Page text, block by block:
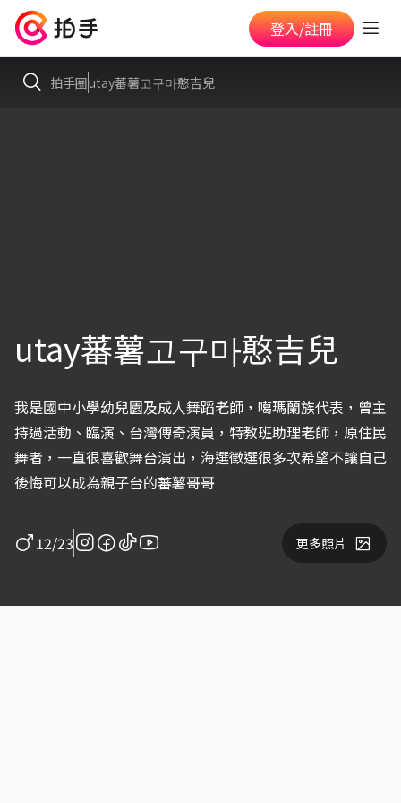
登入/註冊
拍手圈utay蕃薯고구마憨吉兒
utay蕃薯고구마憨吉兒
我是國中小學幼兒園及成人舞蹈老師，噶瑪蘭族代表，曾主
持過活動、臨演、台灣傳奇演員，特教班助理老師，原住民
舞者，一直很喜歡舞台演出，海選徵選很多次希望不讓自己
後悔可以成為親子台的蕃薯哥哥
12/23 更多照片